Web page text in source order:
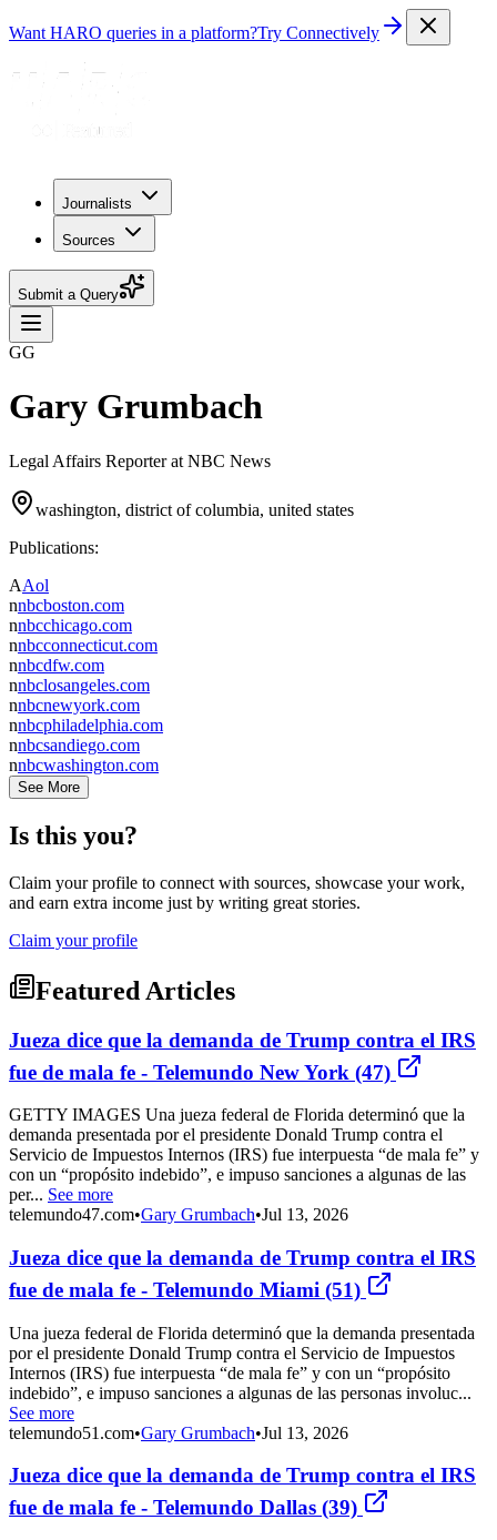
Want HARO queries in a platform?Try Connectively
Journalists
Sources
Submit a Query
GG
Gary Grumbach
Legal Affairs Reporter at NBC News
washington, district of columbia, united states
Publications:
AAol
nnbcboston.com
nnbcchicago.com
nnbcconnecticut.com
nnbcdfw.com
nnbclosangeles.com
nnbcnewyork.com
nnbcphiladelphia.com
nnbcsandiego.com
nnbcwashington.com
See More
Is this you?
Claim your profile to connect with sources, showcase your work,
and earn extra income just by writing great stories.
Claim your profile
Featured Articles
Jueza dice que la demanda de Trump contra el IRS
fue de mala fe - Telemundo New York (47)
GETTY IMAGES Una jueza federal de Florida determinó que la
demanda presentada por el presidente Donald Trump contra el
Servicio de Impuestos Internos (IRS) fue interpuesta “de mala fe” y
con un “propósito indebido”, e impuso sanciones a algunas de las
per... See more
telemundo47.com•Gary Grumbach•Jul 13, 2026
Jueza dice que la demanda de Trump contra el IRS
fue de mala fe - Telemundo Miami (51)
Una jueza federal de Florida determinó que la demanda presentada
por el presidente Donald Trump contra el Servicio de Impuestos
Internos (IRS) fue interpuesta “de mala fe” y con un “propósito
indebido”, e impuso sanciones a algunas de las personas involuc...
See more
telemundo51.com•Gary Grumbach•Jul 13, 2026
Jueza dice que la demanda de Trump contra el IRS
fue de mala fe - Telemundo Dallas (39)